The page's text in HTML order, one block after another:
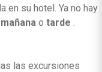
en su hotel. Ya no hay
mañana o tarde .
las excursiones